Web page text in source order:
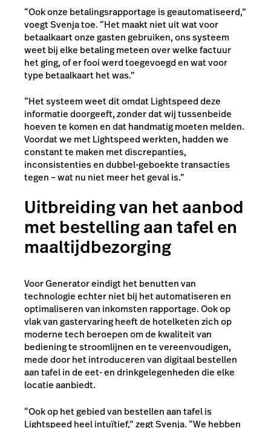
“Ook onze betalingsrapportage is geautomatiseerd,”
voegt Svenja toe. “Het maakt niet uit wat voor
betaalkaart onze gasten gebruiken, ons systeem
weet bij elke betaling meteen over welke factuur
het ging, of er fooi werd toegevoegd en wat voor
type betaalkaart het was.”
“Het systeem weet dit omdat Lightspeed deze
informatie doorgeeft, zonder dat wij tussenbeide
hoeven te komen en dat handmatig moeten melden.
Voordat we met Lightspeed werkten, hadden we
constant te maken met discrepanties,
inconsistenties en dubbel-geboekte transacties
tegen – wat nu niet meer het geval is.”
Uitbreiding van het aanbod
met bestelling aan tafel en
maaltijdbezorging
Voor Generator eindigt het benutten van
technologie echter niet bij het automatiseren en
optimaliseren van inkomsten rapportage. Ook op
vlak van gastervaring heeft de hotelketen zich op
moderne tech beroepen om de kwaliteit van
bediening te stroomlijnen en te vereenvoudigen,
mede door het introduceren van digitaal bestellen
aan tafel in de eet- en drinkgelegenheden die elke
locatie aanbiedt.
“Ook op het gebied van bestellen aan tafel is
Lightspeed heel intuïtief,” zegt Svenja. “We hebben